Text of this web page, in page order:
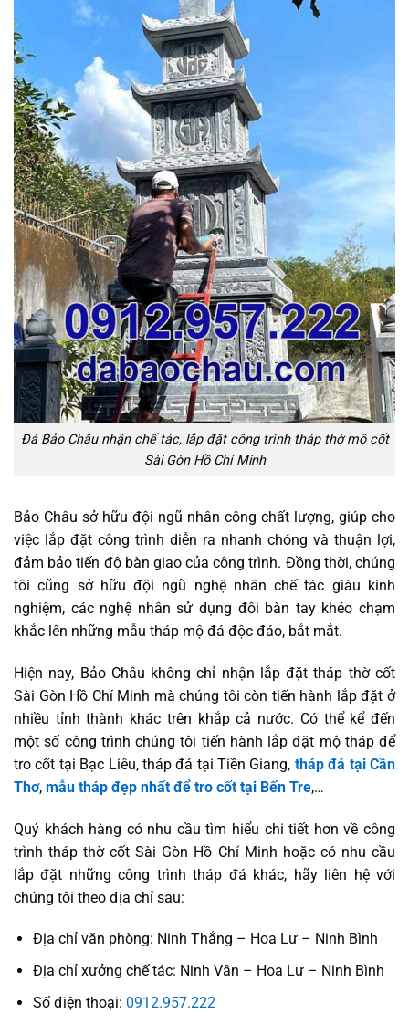
Đá Bảo Châu nhận chế tác, lắp đặt công trình tháp thờ mộ cốt
Sài Gòn Hồ Chí Minh
Bảo Châu sở hữu đội ngũ nhân công chất lượng, giúp cho
việc lắp đặt công trình diễn ra nhanh chóng và thuận lợi,
đảm bảo tiến độ bàn giao của công trình. Đồng thời, chúng
tôi cũng sở hữu đội ngũ nghệ nhân chế tác giàu kinh
nghiệm, các nghệ nhân sử dụng đôi bàn tay khéo chạm
khắc lên những mẫu tháp mộ đá độc đáo, bắt mắt.
Hiện nay, Bảo Châu không chỉ nhận lắp đặt tháp thờ cốt
Sài Gòn Hồ Chí Minh mà chúng tôi còn tiến hành lắp đặt ở
nhiều tỉnh thành khác trên khắp cả nước. Có thể kể đến
một số công trình chúng tôi tiến hành lắp đặt mộ tháp để
tro cốt tại Bạc Liêu, tháp đá tại Tiền Giang, tháp đá tại Cần
Thơ, mẫu tháp đẹp nhất để tro cốt tại Bến Tre,…
Quý khách hàng có nhu cầu tìm hiểu chi tiết hơn về công
trình tháp thờ cốt Sài Gòn Hồ Chí Minh hoặc có nhu cầu
lắp đặt những công trình tháp đá khác, hãy liên hệ với
chúng tôi theo địa chỉ sau:
Địa chỉ văn phòng: Ninh Thắng – Hoa Lư – Ninh Bình
Địa chỉ xưởng chế tác: Ninh Vân – Hoa Lư – Ninh Bình
Số điện thoại: 0912.957.222